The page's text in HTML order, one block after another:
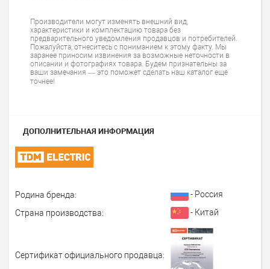
Производители могут изменять внешний вид,
характеристики и комплектацию товара без
предварительного уведомления продавцов и потребителей.
Пожалуйста, отнеситесь с пониманием к этому факту. Мы
заранее приносим извинения за возможные неточности в
описании и фотографиях товара. Будем признательны за
ваши замечания — это поможет сделать наш каталог еще
точнее!
ДОПОЛНИТЕЛЬНАЯ ИНФОРМАЦИЯ
Родина бренда:
- Россия
Страна производства:
- Китай
Сертификат официального продавца: